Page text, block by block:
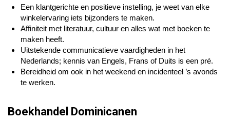
Een klantgerichte en positieve instelling, je weet van elke
winkelervaring iets bijzonders te maken.
Affiniteit met literatuur, cultuur en alles wat met boeken te
maken heeft.
Uitstekende communicatieve vaardigheden in het
Nederlands; kennis van Engels, Frans of Duits is een pré.
Bereidheid om ook in het weekend en incidenteel ’s avonds
te werken.
Boekhandel Dominicanen